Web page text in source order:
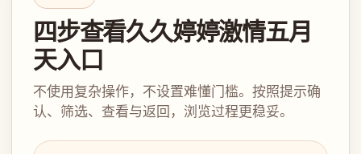
四步查看久久婷婷激情五月
天入口
不使用复杂操作，不设置难懂门槛。按照提示确
认、筛选、查看与返回，浏览过程更稳妥。